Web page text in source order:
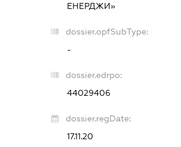
ЕНЕРДЖИ»
dossier.opfSubType:
-
dossier.edrpo:
44029406
dossier.regDate:
17.11.20